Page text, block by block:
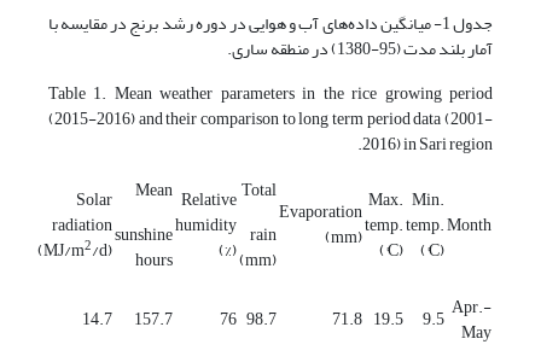
جدول 1- میانگین داده‌های آب و هوایی در دوره رشد برنج در مقایسه با
آمار بلند مدت (95-1380) در منطقه ساری.
Table 1. Mean weather parameters in the rice growing period
(2015-2016) and their comparison to long term period data (2001-
2016) in Sari region.
Month
Min.
temp.
(°C)
Max.
temp.
(°C)
Evaporation
(mm)
Total
rain
(mm)
Relative
humidity
(%)
Mean
sunshine
hours
Solar
radiation
(MJ/m2/d)
Apr.-
May
9.5
19.5
71.8
98.7
76
157.7
14.7